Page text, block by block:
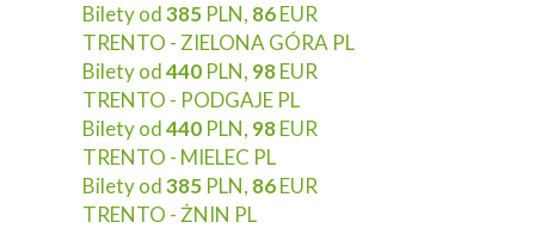
Bilety od385 PLN, 86EUR
TRENTO - ZIELONA GÓRA PL
Bilety od440 PLN, 98EUR
TRENTO - PODGAJE PL
Bilety od440 PLN, 98EUR
TRENTO - MIELEC PL
Bilety od385 PLN, 86EUR
TRENTO - ŻNIN PL